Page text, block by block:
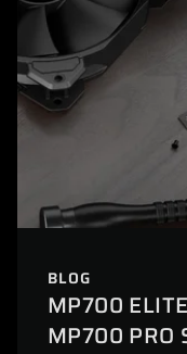
BLOG
MP700
MP700 PRO